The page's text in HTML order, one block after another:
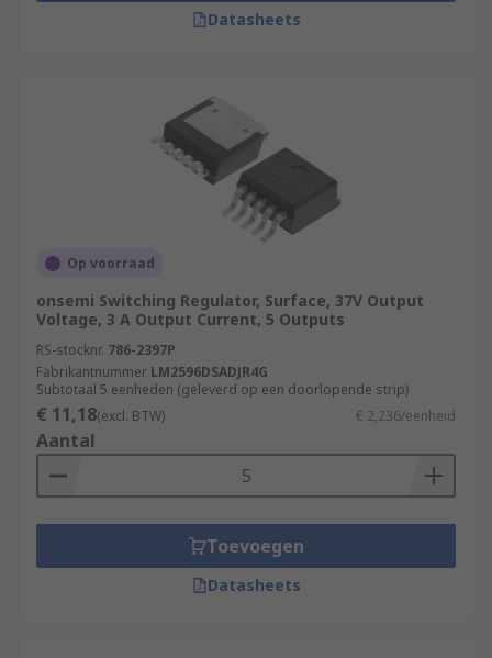
Datasheets
Op voorraad
onsemi Switching Regulator, Surface, 37V Output
Voltage, 3 A Output Current, 5 Outputs
RS-stocknr. 786-2397P
Fabrikantnummer LM2596DSADJR4G
Subtotaal 5 eenheden (geleverd op een doorlopende strip)
€ 11,18(excl. BTW) € 2,236/eenheid
Aantal
Toevoegen
Datasheets